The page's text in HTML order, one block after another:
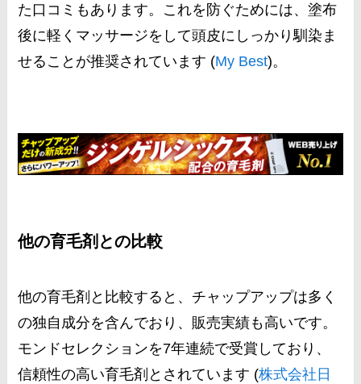
た口コミもあります。これを防ぐためには、塗布
後に軽くマッサージをして頭皮にしっかり馴染ま
せることが推奨されています​ (My Best)​。
他の育毛剤との比較
他の育毛剤と比較すると、チャップアップは多く
の独自成分を含んでおり、販売実績も高いです。
モンドセレクションを7年連続で受賞しており、
信頼性の高い育毛剤とされています​ (株式会社日